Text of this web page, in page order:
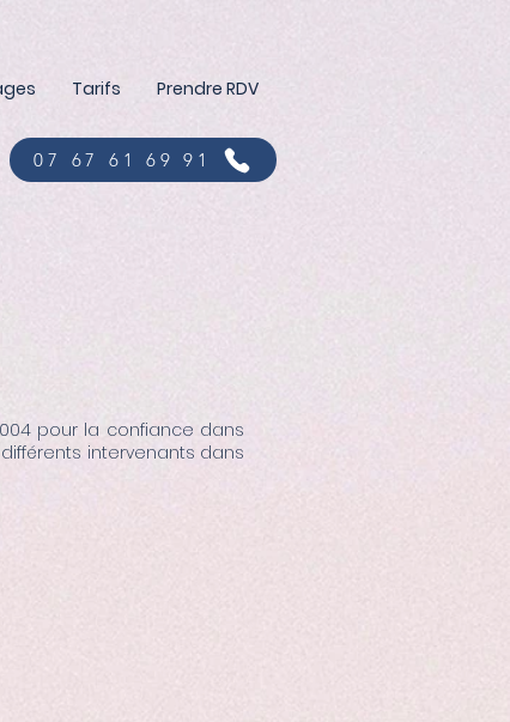
Tarifs Prendre RDV
07 67 61 69 91
pour la confiance dans
différents intervenants dans